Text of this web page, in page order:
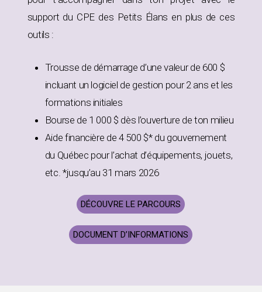
support du CPE des Petits Élans en plus de ces
outils :
Trousse de démarrage d’une valeur de 600 $
incluant un logiciel de gestion pour 2 ans et les
formations initiales
Bourse de 1 000 $ dès l’ouverture de ton milieu
Aide financière de 4 500 $* du gouvernement
du Québec pour l’achat d’équipements, jouets,
etc. *jusqu’au 31 mars 2026
DÉCOUVRE LE PARCOURS
DOCUMENT D’INFORMATIONS